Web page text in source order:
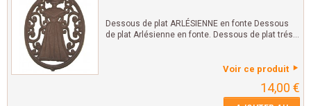
Dessous de plat ARLÉSIENNE en fonte Dessous
de plat Arlésienne en fonte. Dessous de plat trés...
Voir ce produit
14,00 €